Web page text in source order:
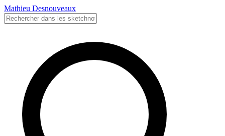
Mathieu Desnouveaux